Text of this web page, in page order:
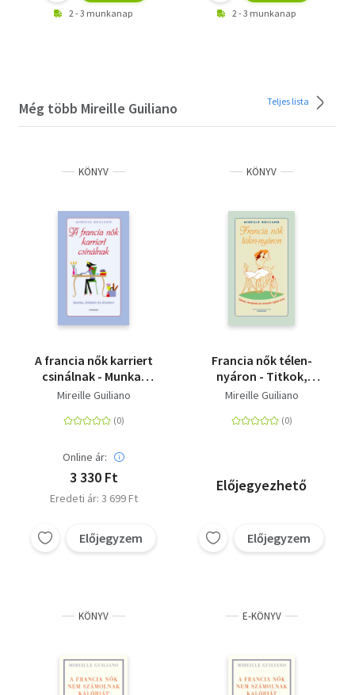
2 - 3 munkanap 2 - 3 munkanap
Még több Mireille Guiliano Teljes lista
KÖNYV
A francia nők karriert
csinálnak - Munka,
értelem és érzelem
Mireille Guiliano
Online ár:
3 330 Ft
Eredeti ár: 3 699 Ft
Előjegyzem
KÖNYV
Francia nők télen-
nyáron - Titkok,
receptek és örömök
Mireille Guiliano
Előjegyezhető
Előjegyzem
KÖNYV E-KÖNYV